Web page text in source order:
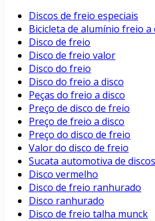
Discos de freio especiais
Bicicleta de alumínio freio a
Disco de freio
Disco de freio valor
Disco do freio
Disco do freio a disco
Peças do freio a disco
Preço de disco de freio
Preço de freio a disco
Preço do disco de freio
Valor do disco de freio
Sucata automotiva de
Disco vermelho
Disco de freio ranhurado
Disco ranhurado
Disco de freio talha munck